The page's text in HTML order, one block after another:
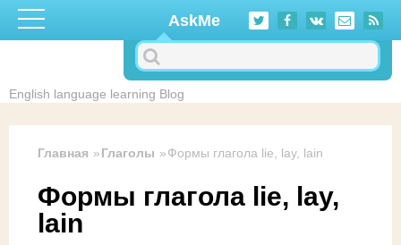
Перейти к основному содержанию
AskMe
English language learning Blog
Главная Глаголы Формы глагола lie, lay, lain
Формы глагола lie, lay,
lain